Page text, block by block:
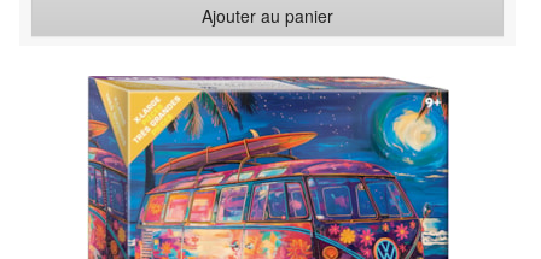
Ajouter au panier